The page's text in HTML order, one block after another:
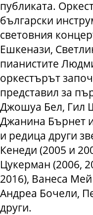
публиката.
български
световния
Ешкенази,
пианистите
оркестърът
представил за
Джошуа Бел, Гил
Джанина Бърнет
и редица други
Кенеди (2005 и
Цукерман (2006,
2016), Ванеса
Андреа Бочели,
други.